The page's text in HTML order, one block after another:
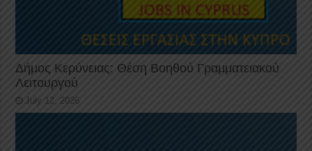
Δήμος Κερύνειας: Θέση Βοηθού Γραμματειακού
Λειτουργού
July 12, 2026